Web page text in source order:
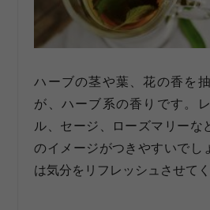
ハーブの茎や葉、花の香を
が、ハーブ系の香りです。
ル、セージ、ローズマリーな
のイメージがつきやすいでし
は気分をリフレッシュさせてく